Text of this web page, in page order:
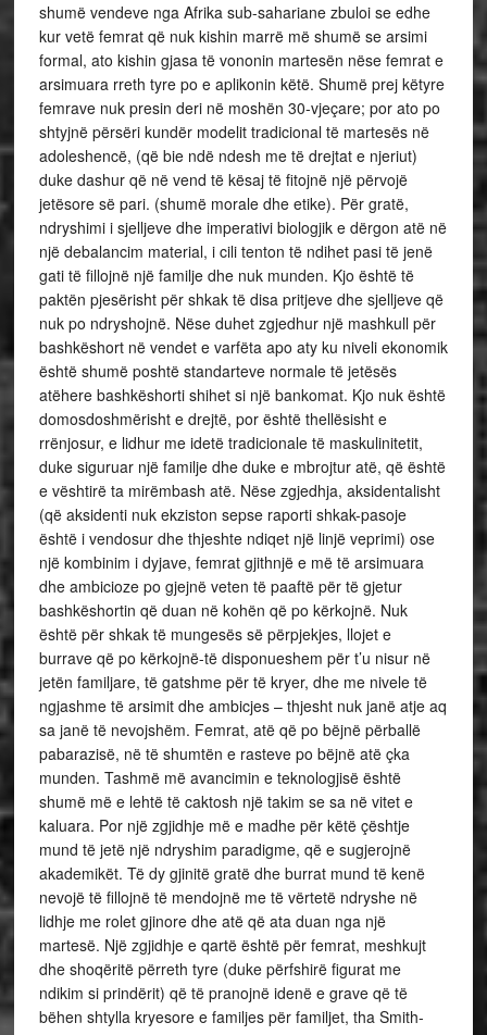
shumë vendeve nga Afrika sub-sahariane zbuloi se edhe
kur vetë femrat që nuk kishin marrë më shumë se arsimi
formal, ato kishin gjasa të vononin martesën nëse femrat e
arsimuara rreth tyre po e aplikonin këtë. Shumë prej këtyre
femrave nuk presin deri në moshën 30-vjeçare; por ato po
shtyjnë përsëri kundër modelit tradicional të martesës në
adoleshencë, (që bie ndë ndesh me të drejtat e njeriut)
duke dashur që në vend të kësaj të fitojnë një përvojë
jetësore së pari. (shumë morale dhe etike). Për gratë,
ndryshimi i sjelljeve dhe imperativi biologjik e dërgon atë në
një debalancim material, i cili tenton të ndihet pasi të jenë
gati të fillojnë një familje dhe nuk munden. Kjo është të
paktën pjesërisht për shkak të disa pritjeve dhe sjelljeve që
nuk po ndryshojnë. Nëse duhet zgjedhur një mashkull për
bashkëshort në vendet e varfëta apo aty ku niveli ekonomik
është shumë poshtë standarteve normale të jetësës
atëhere bashkëshorti shihet si një bankomat. Kjo nuk është
domosdoshmërisht e drejtë, por është thellësisht e
rrënjosur, e lidhur me idetë tradicionale të maskulinitetit,
duke siguruar një familje dhe duke e mbrojtur atë, që është
e vështirë ta mirëmbash atë. Nëse zgjedhja, aksidentalisht
(që aksidenti nuk ekziston sepse raporti shkak-pasoje
është i vendosur dhe thjeshte ndiqet një linjë veprimi) ose
një kombinim i dyjave, femrat gjithnjë e më të arsimuara
dhe ambicioze po gjejnë veten të paaftë për të gjetur
bashkëshortin që duan në kohën që po kërkojnë. Nuk
është për shkak të mungesës së përpjekjes, llojet e
burrave që po kërkojnë-të disponueshem për t’u nisur në
jetën familjare, të gatshme për të kryer, dhe me nivele të
ngjashme të arsimit dhe ambicjes – thjesht nuk janë atje aq
sa janë të nevojshëm. Femrat, atë që po bëjnë përballë
pabarazisë, në të shumtën e rasteve po bëjnë atë çka
munden. Tashmë më avancimin e teknologjisë është
shumë më e lehtë të caktosh një takim se sa në vitet e
kaluara. Por një zgjidhje më e madhe për këtë çështje
mund të jetë një ndryshim paradigme, që e sugjerojnë
akademikët. Të dy gjinitë gratë dhe burrat mund të kenë
nevojë të fillojnë të mendojnë me të vërtetë ndryshe në
lidhje me rolet gjinore dhe atë që ata duan nga një
martesë. Një zgjidhje e qartë është për femrat, meshkujt
dhe shoqëritë përreth tyre (duke përfshirë figurat me
ndikim si prindërit) që të pranojnë idenë e grave që të
bëhen shtylla kryesore e familjes për familjet, tha Smith-